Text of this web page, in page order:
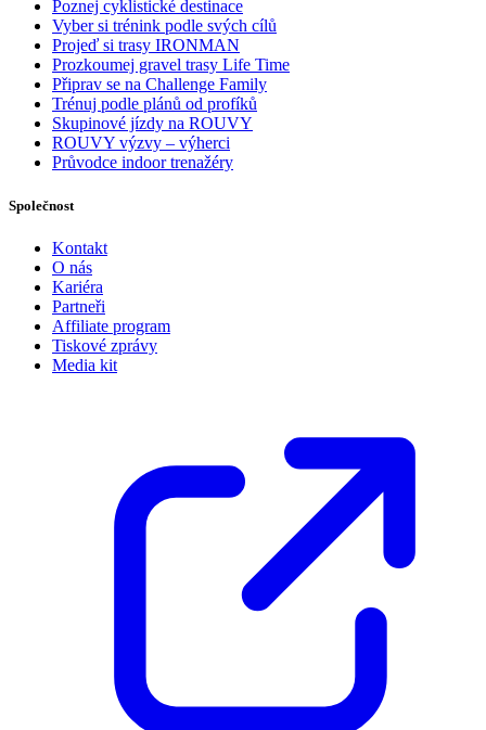
Poznej cyklistické destinace
Vyber si trénink podle svých cílů
Projeď si trasy IRONMAN
Prozkoumej gravel trasy Life Time
Připrav se na Challenge Family
Trénuj podle plánů od profíků
Skupinové jízdy na ROUVY
ROUVY výzvy – výherci
Průvodce indoor trenažéry
Společnost
Kontakt
O nás
Kariéra
Partneři
Affiliate program
Tiskové zprávy
Media kit